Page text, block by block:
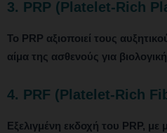
3. PRP (Platelet-Rich
Το PRP αξιοποιεί τους
αίμα της ασθενούς για
4. PRF (Platelet-Rich
Εξελιγμένη εκδοχή του PRP,